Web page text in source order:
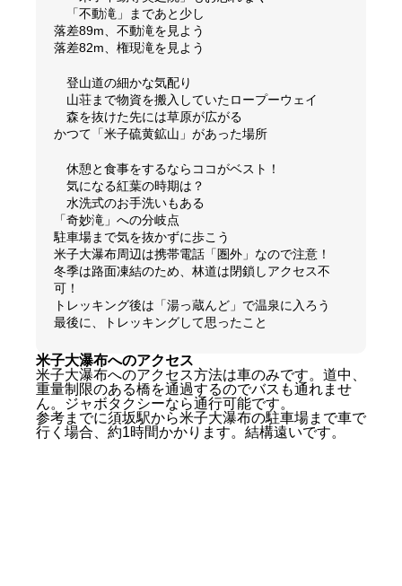
「不動滝」まであと少し
落差89m、不動滝を見よう
落差82m、権現滝を見よう
登山道の細かな気配り
山荘まで物資を搬入していたロープーウェイ
森を抜けた先には草原が広がる
かつて「米子硫黄鉱山」があった場所
休憩と食事をするならココがベスト！
気になる紅葉の時期は？
水洗式のお手洗いもある
「奇妙滝」への分岐点
駐車場まで気を抜かずに歩こう
米子大瀑布周辺は携帯電話「圏外」なので注意！
冬季は路面凍結のため、林道は閉鎖しアクセス不
可！
トレッキング後は「湯っ蔵んど」で温泉に入ろう
最後に、トレッキングして思ったこと
米子大瀑布へのアクセス
米子大瀑布へのアクセス方法は車のみです。道中、
重量制限のある橋を通過するのでバスも通れませ
ん。ジャボタクシーなら通行可能です。
参考までに須坂駅から米子大瀑布の駐車場まで車で
行く場合、約1時間かかります。結構遠いです。